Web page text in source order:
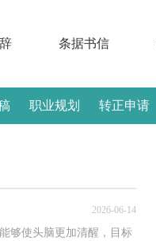
条据书信
职业规划 转正申请
2026-06-14
够使头脑更加清醒，目标